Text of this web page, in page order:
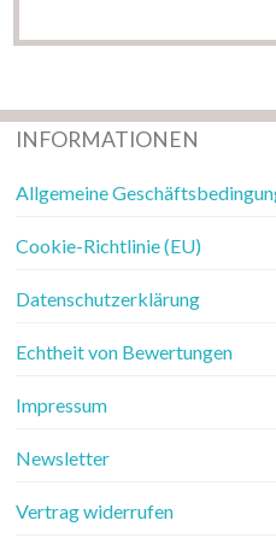
INFORMATIONEN
Allgemeine
Cookie-Richtlinie (EU)
Datenschutzerklärung
Echtheit von Bewertungen
Impressum
Newsletter
Vertrag widerrufen